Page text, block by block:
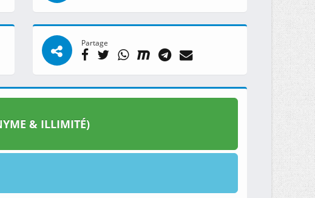
Partage
& ILLIMITÉ)